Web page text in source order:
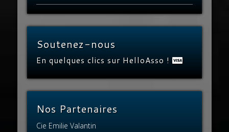
Soutenez-nous
En quelques clics sur HelloAsso !
Nos Partenaires
Cie Emilie Valantin